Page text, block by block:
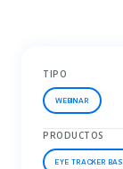
TIPO
WEBINAR
PRODUCTOS
EYE TRACKER